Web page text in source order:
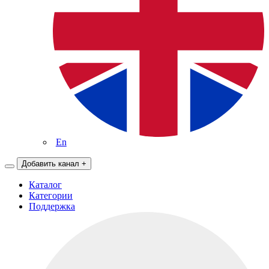
En
Добавить канал +
Каталог
Категории
Поддержка